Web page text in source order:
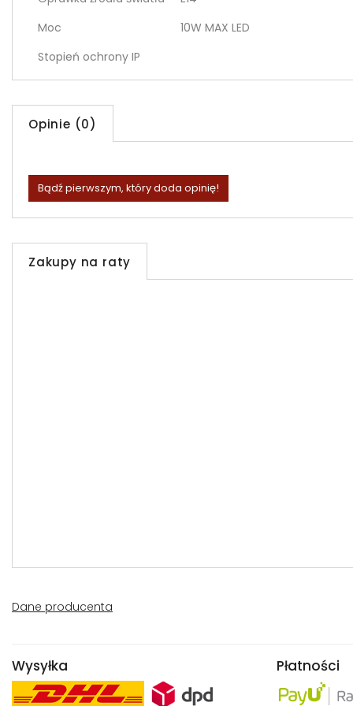
Moc
10W MAX LED
Stopień ochrony IP
Opinie (0)
Bądź pierwszym, który doda opinię!
Zakupy na raty
Dane producenta
Wysyłka Płatności